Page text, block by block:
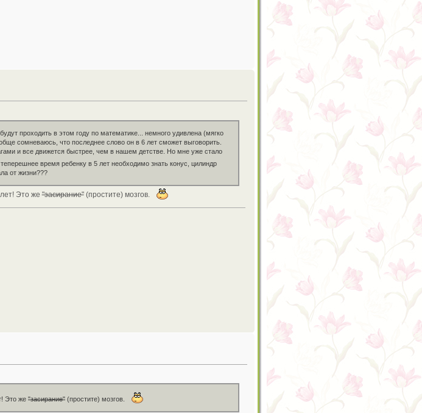
проходить в этом году по математике... немного удивлена (мягко
сомневаюсь, что последнее слово он в 6 лет сможет выговорить.
и все движется быстрее, чем в нашем детстве. Но мне уже стало
время ребенку в 5 лет необходимо знать конус, цилиндр
от жизни???
лет! Это же"засирание"(простите) мозгов.
Это же"засирание" (простите) мозгов.